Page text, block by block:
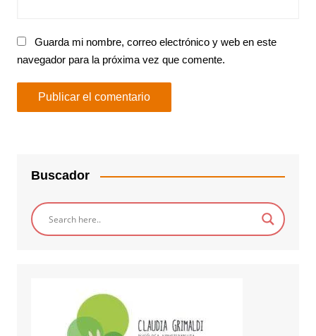
Guarda mi nombre, correo electrónico y web en este
navegador para la próxima vez que comente.
Buscador